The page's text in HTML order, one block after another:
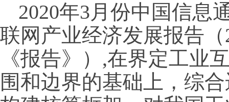
2020年3月份中国信息
联网产业经济发展报告
《报告》）,在界定工业
围和边界的基础上，综